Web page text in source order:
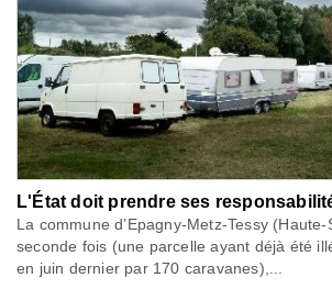
L'État doit prendre ses
La commune d’Epagny-Metz-Tessy
seconde fois (une parcelle ayant déjà été
en juin dernier par 170 caravanes),...